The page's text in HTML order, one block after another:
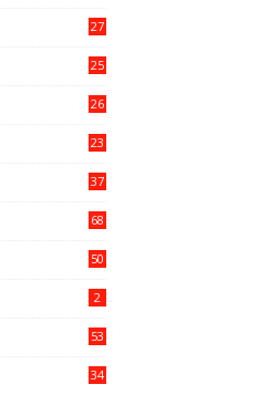
27
25
26
23
37
68
50
2
53
34